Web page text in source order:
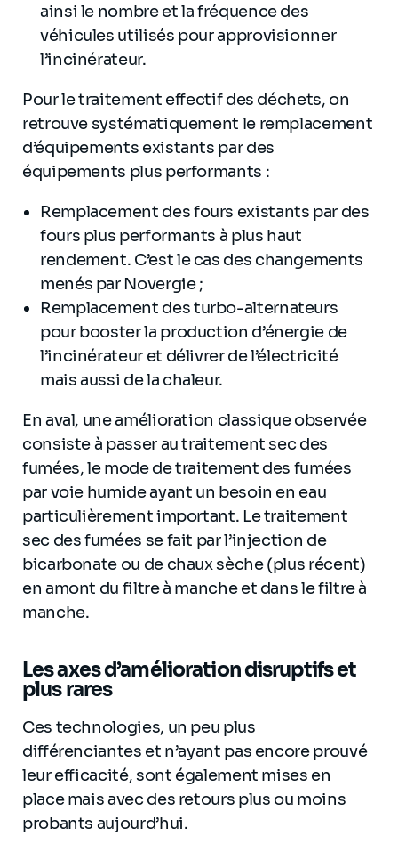
ainsi le nombre et la fréquence des
véhicules utilisés pour approvisionner
l’incinérateur.
Pour le traitement effectif des déchets, on
retrouve systématiquement le remplacement
d’équipements existants par des
équipements plus performants :
Remplacement des fours existants par des
fours plus performants à plus haut
rendement. C’est le cas des changements
menés par Novergie ;
Remplacement des turbo-alternateurs
pour booster la production d’énergie de
l’incinérateur et délivrer de l’électricité
mais aussi de la chaleur.
En aval, une amélioration classique observée
consiste à passer au traitement sec des
fumées, le mode de traitement des fumées
par voie humide ayant un besoin en eau
particulièrement important. Le traitement
sec des fumées se fait par l’injection de
bicarbonate ou de chaux sèche (plus récent)
en amont du filtre à manche et dans le filtre à
manche.
Les axes d’amélioration disruptifs et
plus rares
Ces technologies, un peu plus
différenciantes et n’ayant pas encore prouvé
leur efficacité, sont également mises en
place mais avec des retours plus ou moins
probants aujourd’hui.